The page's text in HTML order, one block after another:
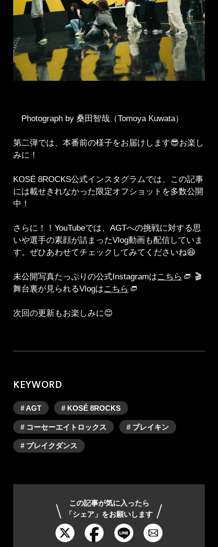
Photograph by 桑田智哉（Tomoya Kuwata）
第二弾では、本番前の様子をお届けします😎お楽し
みに！
KOSÉ 8ROCKS公式インスタグラムでは、この記事
には載せきれなかった限定オフショットを多数公開
中！
さらに！！YouTubeでは、AGTへの挑戦に対する思
いや選手の素顔が詰まったVlog動画も配信していま
す。ぜひあわせてチェックしてみてくださいね😆
未公開写真たっぷりの公式Instagramはこちら
🎬
舞台裏が見られるVlogはこちら
次回の更新もお楽しみに😊
KEYWORD
# AGT # KOSÉ 8ROCKS
# コーセーエイトロックス # ブレイキン
# ブレイクダンス
この記事が気に入ったら
「シェア」をお願いします